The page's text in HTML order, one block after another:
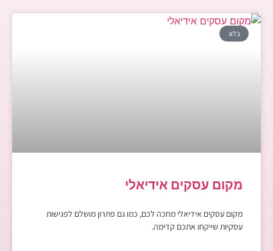
בלוג
מקום עסקים אידיאלי
מקום עסקים אידיאלי מחכה לכם, כמו גם פתרון מושלם לפגישות
עסקיות שייקחו אתכם קדימה.